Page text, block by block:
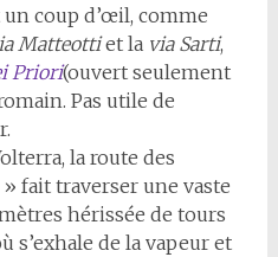
coup d’œil, comme
Matteottiet la via Sarti,
Priori(ouvert seulement
Pas utile de
la route des
fait traverser une vaste
hérissée de tours
s’exhale de la vapeur et